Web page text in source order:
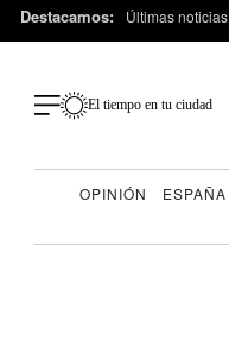
Destacamos: Últimas noticias
El tiempo en tu ciudad
OPINIÓN ESPAÑA